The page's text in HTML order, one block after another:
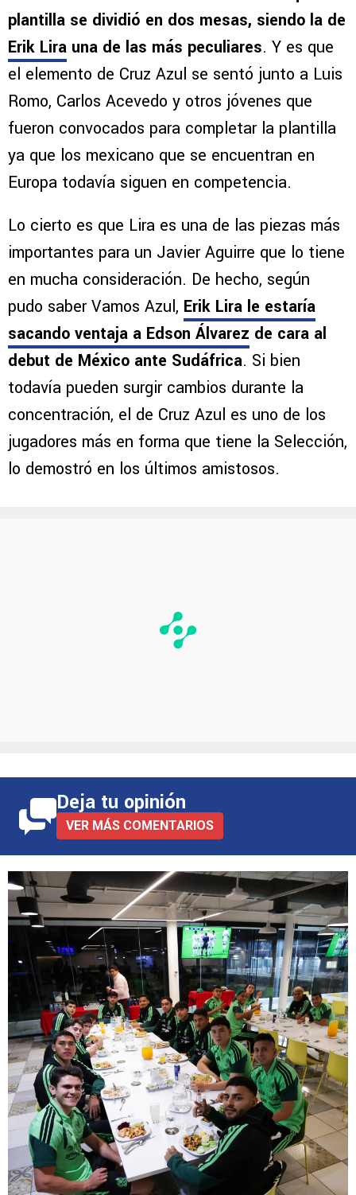
plantilla se dividió en dos mesas, siendo la de
Erik Lira una de las más peculiares. Y es que
el elemento de Cruz Azul se sentó junto a Luis
Romo, Carlos Acevedo y otros jóvenes que
fueron convocados para completar la plantilla
ya que los mexicano que se encuentran en
Europa todavía siguen en competencia.
Lo cierto es que Lira es una de las piezas más
importantes para un Javier Aguirre que lo tiene
en mucha consideración. De hecho, según
pudo saber Vamos Azul, Erik Lira le estaría
sacando ventaja a Edson Álvarez de cara al
debut de México ante Sudáfrica. Si bien
todavía pueden surgir cambios durante la
concentración, el de Cruz Azul es uno de los
jugadores más en forma que tiene la Selección,
lo demostró en los últimos amistosos.
Deja tu opinión
VER MÁS COMENTARIOS